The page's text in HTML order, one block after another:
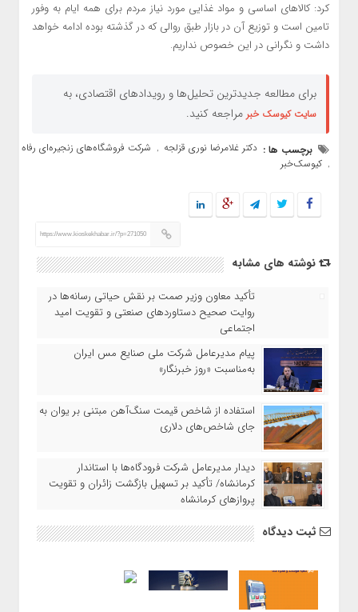
کرد: کالاهای اساسی و مواد غذایی مورد نیاز مردم برای همه ایام به وفور
تامین است و توزیع آن در بازار طبق روالی که در گذشته بوده ادامه خواهد
داشت و نگرانی در این خصوص نداریم.
برای مطالعه جدیدترین تحلیل‌ها و رویدادهای اقتصادی، به
سایت کیوسک خبر مراجعه کنید.
برچسب ها : دکتر غلامرضا نوری قزلجه , شرکت فروشگاه‌های زنجیره‌ای رفاه
, کیوسک‌خبر
https://www.kioskekhabar.ir/?p=271050
نوشته های مشابه
تأکید معاون وزیر صمت بر نقش حیاتی رسانه‌ها در
روایت صحیح دستاوردهای صنعتی و تقویت امید
اجتماعی
پیام مدیرعامل شرکت ملی صنایع مس ایران
به‌مناسبت «روز خبرنگار»
استفاده از شاخص قیمت سنگ‌آهن مبتنی بر یوان به
جای شاخص‌های دلاری
دیدار مدیرعامل شرکت فرودگاه‌ها با استاندار
کرمانشاه/ تأکید بر تسهیل بازگشت زائران و تقویت
پروازهای کرمانشاه
ثبت دیدگاه